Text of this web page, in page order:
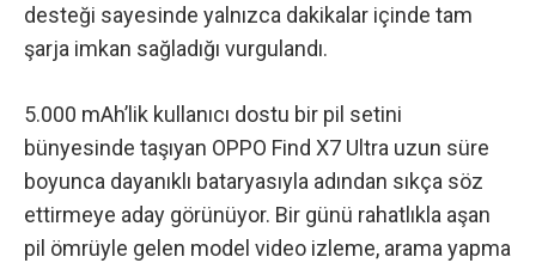
desteği sayesinde yalnızca dakikalar içinde tam
şarja imkan sağladığı vurgulandı.
5.000 mAh’lik kullanıcı dostu bir pil setini
bünyesinde taşıyan OPPO Find X7 Ultra uzun süre
boyunca dayanıklı bataryasıyla adından sıkça söz
ettirmeye aday görünüyor. Bir günü rahatlıkla aşan
pil ömrüyle gelen model video izleme, arama yapma